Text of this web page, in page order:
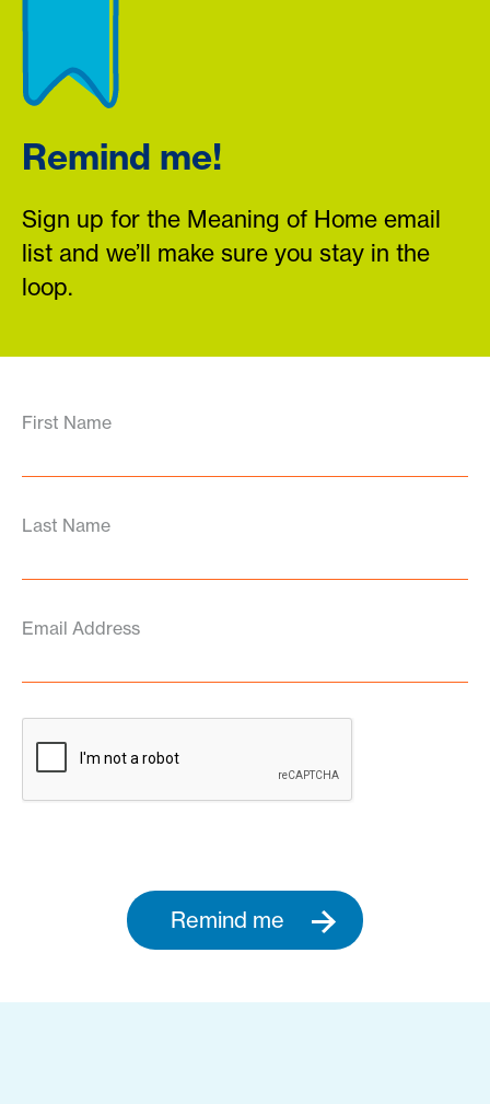
Remind me!
Sign up for the Meaning of Home email
list and we’ll make sure you stay in the
loop.
First Name
Last Name
Email Address
Remind me